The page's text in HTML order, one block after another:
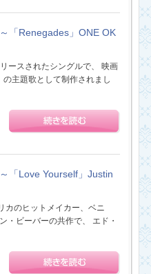
「Renegades」ONE OK
ースされたシングルで、 映画
の主題歌として制作されまし
「Love Yourself」Justin
カのヒットメイカー、ベニ
・ビーバーの共作で、 エド・